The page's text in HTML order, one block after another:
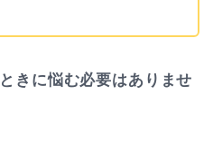
きに悩む必要はありませ